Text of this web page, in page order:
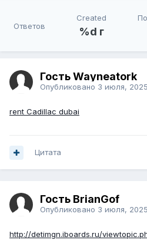
Ответов
Created
%d г
Гость Wayneatork
Опубликовано 3 июля, 2025
rent Cadillac dubai
Цитата
Гость BrianGof
Опубликовано 3 июля, 2025
http://detimgn.iboards.ru/